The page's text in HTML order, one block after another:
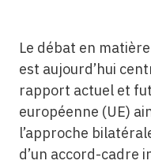
Le débat en
est aujourd’hui
rapport actuel et
européenne (UE)
l’approche
d’un accord-cadre